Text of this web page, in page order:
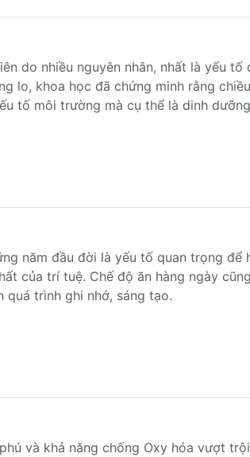
do nhiều nguyên nhân, nhất là yếu tố
lo, khoa học đã chứng minh rằng
tố môi trường mà cụ thể là dinh
năm đầu đời là yếu tố quan trọng để
của trí tuệ. Chế độ ăn hàng ngày
trình ghi nhớ, sáng tạo.
và khả năng chống Oxy hóa vượt